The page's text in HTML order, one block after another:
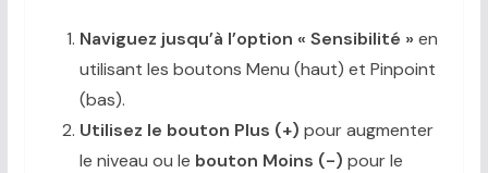
Naviguez jusqu’à l’option « Sensibilité » en
utilisant les boutons Menu (haut) et Pinpoint
(bas).
Utilisez le bouton Plus (+) pour augmenter
le niveau ou le bouton Moins (-) pour le